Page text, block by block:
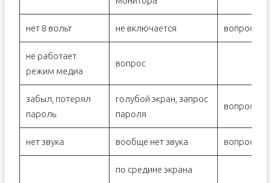
нет 8 вольт не включается вопрос
не работает
режим медиа
вопрос
забыл, потерял
пароль
голубой экран, запрос
пароля
вопрос
нет звука вообще нет звука вопрос
по средине экрана